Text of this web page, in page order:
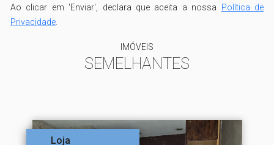
Ao clicar em 'Enviar', declara que aceita a nossa Política de
Privacidade
IMÓVEIS
SEMELHANTES
Loja